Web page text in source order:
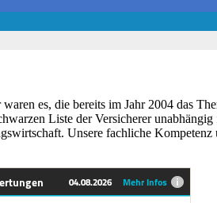
es, die bereits im Jahr 2004 das
Liste der Versicherer
Unsere fachliche